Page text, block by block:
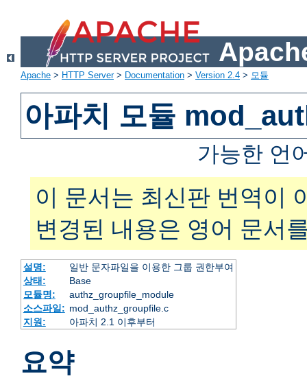
Apache > HTTP Server> Documentation > Version 2.4 > 모듈
아파치 모듈
가능한 언
이 문서는 최신판 번역이
변경된 내용은 영어 문서
설명:
일반 문자파일을 이용한 그룹 권한부여
상태:
Base
모듈명:
authz_groupfile_module
소스파일: mod_authz_groupfile.c
지원:
아파치 2.1 이후부터
요약